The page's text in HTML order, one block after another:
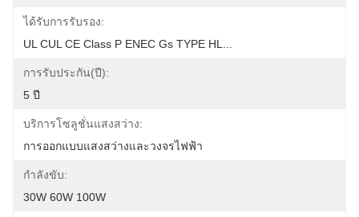
ได้รับการรับรอง:
UL CUL CE Class P ENEC Gs TYPE HL...
การรับประกัน(ปี):
5 ปี
บริการโซลูชั่นแสงสว่าง:
การออกแบบแสงสว่างและวงจรไฟฟ้า
กำลังขับ:
30W 60W 100W